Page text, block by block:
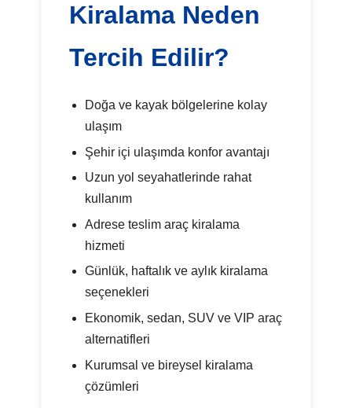
Kiralama Neden
Tercih Edilir?
Doğa ve kayak bölgelerine kolay
ulaşım
Şehir içi ulaşımda konfor avantajı
Uzun yol seyahatlerinde rahat
kullanım
Adrese teslim araç kiralama
hizmeti
Günlük, haftalık ve aylık kiralama
seçenekleri
Ekonomik, sedan, SUV ve VIP araç
alternatifleri
Kurumsal ve bireysel kiralama
çözümleri